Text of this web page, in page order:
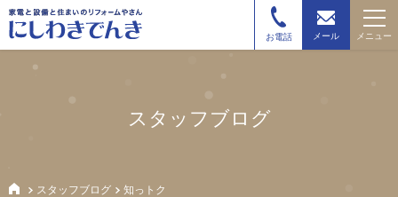
お電話 メール メニュー
スタッフブログ
スタッフブログ 知っトク